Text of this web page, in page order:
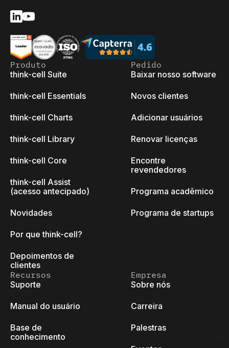
Produto
think-cell Suite
think-cell Essentials
think-cell Charts
think-cell Library
think-cell Core
think-cell Assist
(acesso antecipado)
Novidades
Por que think-cell?
Depoimentos de
clientes
Pedido
Baixar nosso software
Novos clientes
Adicionar usuários
Renovar licenças
Encontre
revendedores
Programa acadêmico
Programa de startups
Recursos
Suporte
Manual do usuário
Base de
conhecimento
Empresa
Sobre nós
Carreira
Palestras